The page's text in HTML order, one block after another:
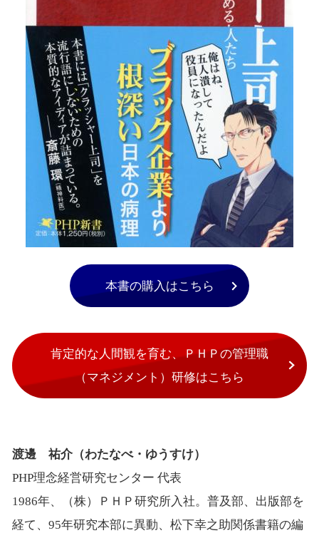
本書の購入はこちら
肯定的な人間観を育む、ＰＨＰの管理職
（マネジメント）研修はこちら
渡邊 祐介（わたなべ・ゆうすけ）
PHP理念経営研究センター 代表
1986年、（株）ＰＨＰ研究所入社。普及部、出版部を
経て、95年研究本部に異動、松下幸之助関係書籍の編